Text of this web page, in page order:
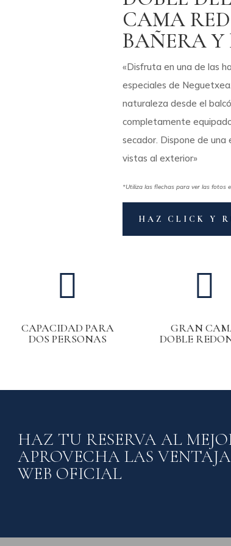
CAMA
BAÑERA
«Disfruta en una de las
especiales de
naturaleza desde el
completamente
secador. Dispone de
vistas al exterior»
*Utiliza las flechas para ver las fotos
HAZ CLICK Y

CAPACIDAD PARA
DOS PERSONAS

GRAN
DOBLE
HAZ TU RESERVA AL
APROVECHA LAS
WEB OFICIAL